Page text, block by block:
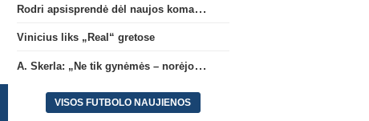
Rodri apsisprendė dėl naujos komandos
Vinicius liks „Real“ gretose
A. Skerla: „Ne tik gynėmės – norėjome atakuoti“
VISOS FUTBOLO NAUJIENOS